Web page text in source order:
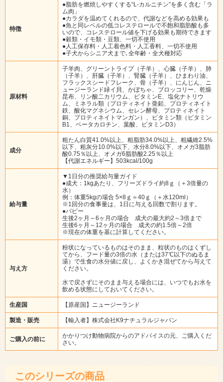
特徴
●脂肪を燃焼しやすくする“L-カルニチン”を多く含む「ラ
ム肉」
●カラダを温めてくれるので、代謝などを高める効果も
●魚と同レベルの低コレステロールで不飽和脂肪酸も多
いので、コレステロール値を下げる効果も期待できます
●穀類・イモ類・豆類、一切不使用
●人工保存料・人工着色料・人工香料、一切不使用
●子犬からシニア犬まで､全年齢・全犬種対応
原材料
子羊肉、グリーントライプ（子羊）、心臓（子羊）、肺
（子羊）、肝臓（子羊）、腎臓（子羊）、ひまわり油、
フラックスシードフレーク、骨（子羊）、にんじん、ニ
ュージーランド緑イ貝、かぼちゃ、ブロッコリー、乾燥
昆布、リン酸二カリウム、ビタミンE、塩化ナトリウ
ム、ミネラル類（プロティネイト亜鉛、プロティネイト
鉄、酸化マグネシウム、セレン酵母、プロティネイト
銅、プロティネイトマンガン）、ビタミン類（ビタミン
B1、ベータカロチン、葉酸、ビタミンD3）
成分
粗たん白質41.0%以上、粗脂肪34.0%以上、粗繊維2.5%
以下、粗灰分10.0%以下、水分8.0%以下、オメガ3脂肪
酸0.75％以上、オメガ6脂肪酸2.25％以上
【代謝エネルギー】503kcal/100g
給与量
▼1日分の推奨給与量ガイド
●成犬：1kgあたり、フリーズドライ約8ｇ（＋3倍量の
水）
例：体重5kgの場合 5×8ｇ＝40ｇ（＋水120ml）
※1回分の食事量は、1日に与える回数で割ります。
●パピー
生後2ヶ月～6ヶ月の場合 成犬の最大約2～3倍まで
生後6ヶ月～12ヶ月の場合 成犬の約1.5倍～2倍
※現在の体重を基に計算してください。
与え方
粉状になっているものはそのまま、粒状のものはくずし
てから、フード量の3倍の水（または37℃以下のぬるま
湯）で生食の水分値に戻し、よくかき混ぜてから与えて
ください。
水で戻さずにそのまま与える場合には、いつでもお水を
飲める状態にしておいてください。
生産国 【原産国】ニュージーランド
製造・販売 【輸入者】株式会社K9ナチュラルジャパン
ご購入の前に
かかりつけ動物病院からのアドバイスの元、ご購入くだ
さい。
このシリーズの商品